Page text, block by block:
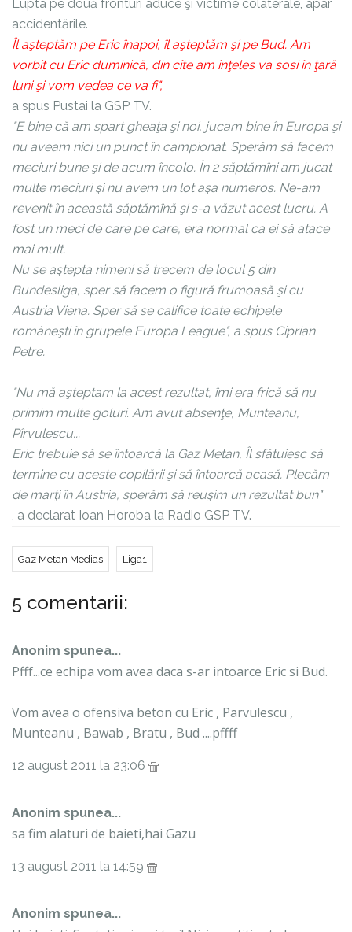
Lupta pe două fronturi aduce şi victime colaterale, apar
accidentările.
Îl aşteptăm pe Eric înapoi, îl aşteptăm şi pe Bud. Am
vorbit cu Eric duminică, din cîte am înţeles va sosi în ţară
luni şi vom vedea ce va fi",
a spus Pustai la GSP TV.
"E bine că am spart gheaţa şi noi, jucam bine în Europa şi
nu aveam nici un punct în campionat. Sperăm să facem
meciuri bune şi de acum încolo. În 2 săptămîni am jucat
multe meciuri şi nu avem un lot aşa numeros. Ne-am
revenit în această săptămînă şi s-a văzut acest lucru. A
fost un meci de care pe care, era normal ca ei să atace
mai mult.
Nu se aştepta nimeni să trecem de locul 5 din
Bundesliga, sper să facem o figură frumoasă şi cu
Austria Viena. Sper să se califice toate echipele
româneşti în grupele Europa League", a spus Ciprian
Petre.
"Nu mă aşteptam la acest rezultat, îmi era frică să nu
primim multe goluri. Am avut absenţe, Munteanu,
Pîrvulescu...
Eric trebuie să se întoarcă la Gaz Metan, Îl sfătuiesc să
termine cu aceste copilării şi să întoarcă acasă. Plecăm
de marţi în Austria, sperăm să reuşim un rezultat bun"
, a declarat Ioan Horoba la Radio GSP TV.
Gaz Metan Medias Liga1
5 comentarii:
Anonim spunea...
Pfff...ce echipa vom avea daca s-ar intoarce Eric si Bud.
Vom avea o ofensiva beton cu Eric , Parvulescu ,
Munteanu , Bawab , Bratu , Bud ....pffff
12 august 2011 la 23:06
Anonim spunea...
sa fim alaturi de baieti,hai Gazu
13 august 2011 la 14:59
Anonim spunea...